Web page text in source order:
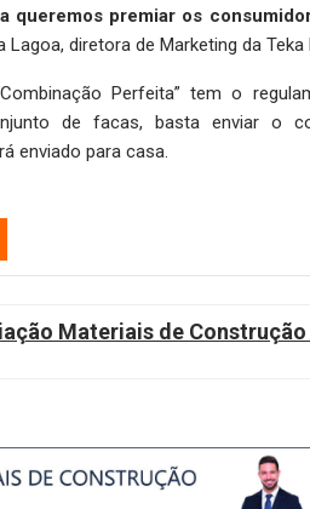
queremos premiar os
Lagoa, diretora de Marketing da Teka
Perfeita” tem o
de facas, basta enviar o
enviado para casa.
Materiais de